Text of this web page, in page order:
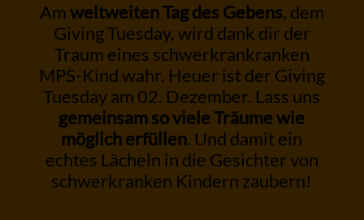
Amweltweiten Tag des Gebens, dem
Giving Tuesday, wird dank dir der
Traum eines schwerkrankranken
MPS-Kind wahr. Heuer ist der Giving
Tuesday am 02. Dezember. Lass uns
gemeinsam so viele Träume wie
möglich erfüllen. Und damit ein
echtes Lächeln in die Gesichter von
schwerkranken Kindern zaubern!